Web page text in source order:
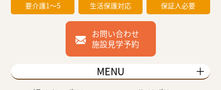
要介護1～5
生活保護対応 保証人必要
お問い合わせ
施設見学予約
MENU